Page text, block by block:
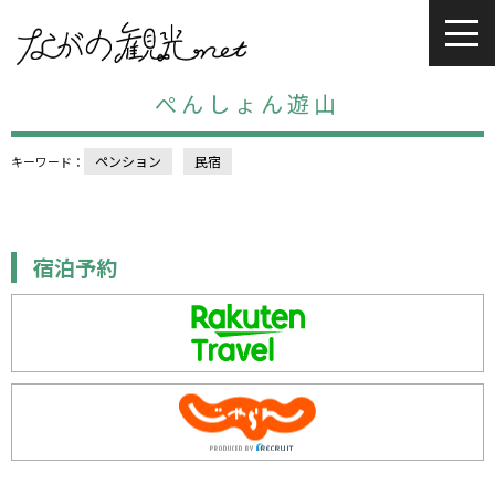
ぺんしょん遊山
キーワード： ペンション 民宿
宿泊予約